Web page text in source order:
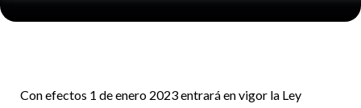
Con efectos 1 de enero 2023 entrará en vigor la Ley